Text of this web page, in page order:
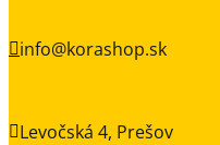
info@korashop.sk
Levočská 4, Prešov